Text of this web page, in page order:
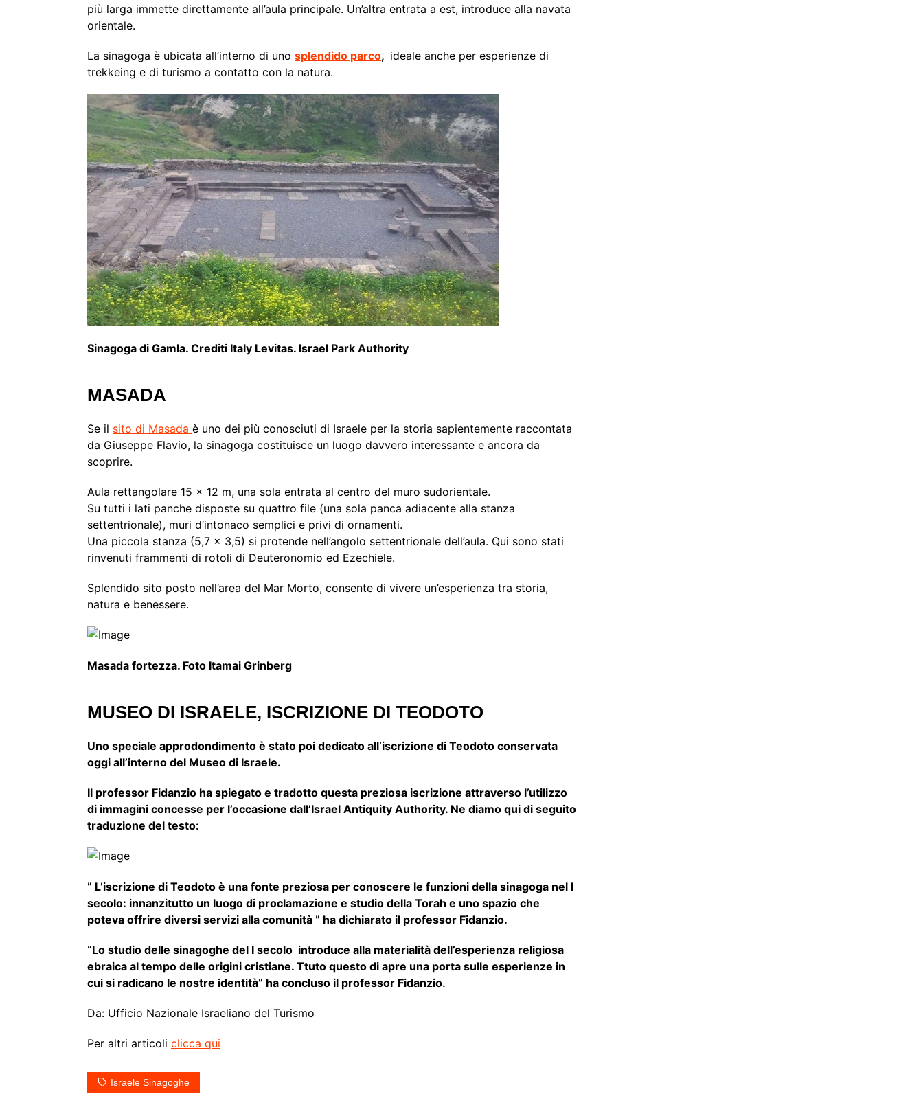
più larga immette direttamente all’aula principale. Un’altra entrata a est, introduce alla navata
orientale.
La sinagoga è ubicata all’interno di uno splendido parco, ideale anche per esperienze di
trekkeing e di turismo a contatto con la natura.
Sinagoga di Gamla. Crediti Italy Levitas. Israel Park Authority
MASADA
Se il sito di Masada è uno dei più conosciuti di Israele per la storia sapientemente raccontata
da Giuseppe Flavio, la sinagoga costituisce un luogo davvero interessante e ancora da
scoprire.
Aula rettangolare 15 x 12 m, una sola entrata al centro del muro sudorientale.
Su tutti i lati panche disposte su quattro file (una sola panca adiacente alla stanza
settentrionale), muri d’intonaco semplici e privi di ornamenti.
Una piccola stanza (5,7 x 3,5) si protende nell’angolo settentrionale dell’aula. Qui sono stati
rinvenuti frammenti di rotoli di Deuteronomio ed Ezechiele.
Splendido sito posto nell’area del Mar Morto, consente di vivere un’esperienza tra storia,
natura e benessere.
Masada fortezza. Foto Itamai Grinberg
MUSEO DI ISRAELE, ISCRIZIONE DI TEODOTO
Uno speciale approdondimento è stato poi dedicato all’iscrizione di Teodoto conservata
oggi all’interno del Museo di Israele.
Il professor Fidanzio ha spiegato e tradotto questa preziosa iscrizione attraverso l’utilizzo
di immagini concesse per l’occasione dall’Israel Antiquity Authority. Ne diamo qui di seguito
traduzione del testo:
” L’iscrizione di Teodoto è una fonte preziosa per conoscere le funzioni della sinagoga nel I
secolo: innanzitutto un luogo di proclamazione e studio della Torah e uno spazio che
poteva offrire diversi servizi alla comunità ” ha dichiarato il professor Fidanzio.
“Lo studio delle sinagoghe del I secolo introduce alla materialità dell’esperienza religiosa
ebraica al tempo delle origini cristiane. Ttuto questo di apre una porta sulle esperienze in
cui si radicano le nostre identità” ha concluso il professor Fidanzio.
Da: Ufficio Nazionale Israeliano del Turismo
Per altri articoli clicca qui
Israele Sinagoghe